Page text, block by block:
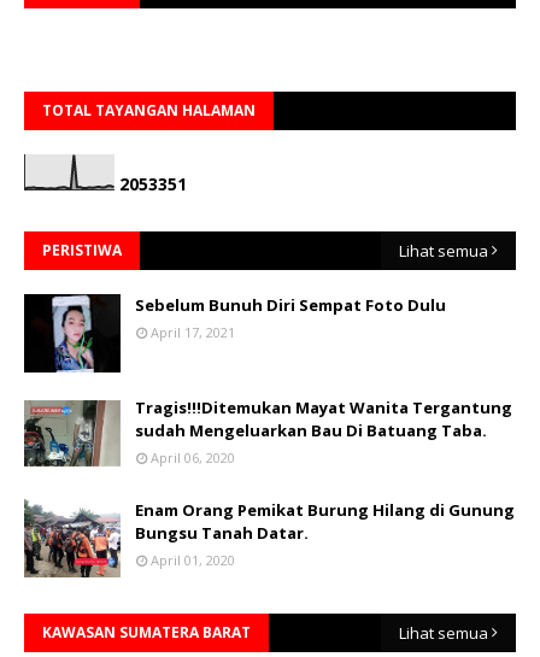
TOTAL TAYANGAN HALAMAN
2053351
PERISTIWA Lihat semua
Sebelum Bunuh Diri Sempat Foto Dulu
April 17, 2021
Tragis!!!Ditemukan Mayat Wanita Tergantung
sudah Mengeluarkan Bau Di Batuang Taba.
April 06, 2020
Enam Orang Pemikat Burung Hilang di Gunung
Bungsu Tanah Datar.
April 01, 2020
KAWASAN SUMATERA BARAT Lihat semua